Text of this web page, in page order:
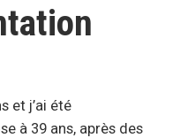
et j’ai été
à 39 ans, après des